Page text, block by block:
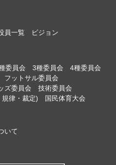
員一覧
ビジョン
委員会 3種委員会
4種委員会
フットサル委員会
ズ委員会
技術委員会
律・裁定)
国民体育大会
いて